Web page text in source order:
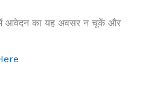
में आवेदन का यह अवसर न चूकें और